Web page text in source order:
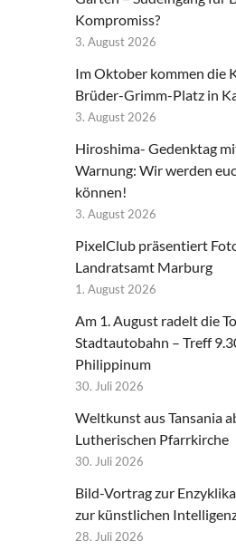
Kompromiss?
3. August 2026
Im Oktober kommen die
Brüder-Grimm-Platz in
3. August 2026
Hiroshima- Gedenktag
Warnung: Wir werden
können!
3. August 2026
PixelClub präsentiert
Landratsamt Marburg
1. August 2026
Am 1. August radelt die
Stadtautobahn – Treff
Philippinum
30. Juli 2026
Weltkunst aus Tansania
Lutherischen Pfarrkirche
30. Juli 2026
Bild-Vortrag zur
zur künstlichen
28. Juli 2026